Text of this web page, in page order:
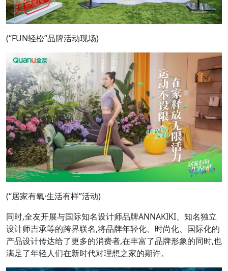
(“FUN轻松”品牌活动现场)
(“居家有氧·生活有样”活动)
同时,全友开展与国际知名设计师品牌ANNAKIKI、知名独立
设计师吉承等的跨界联名,将品牌年轻化、时尚化、国际化的
产品设计传达给了更多的消费者,在丰富了品牌形象的同时,也
满足了年轻人们在新时代对理想之家的期许。